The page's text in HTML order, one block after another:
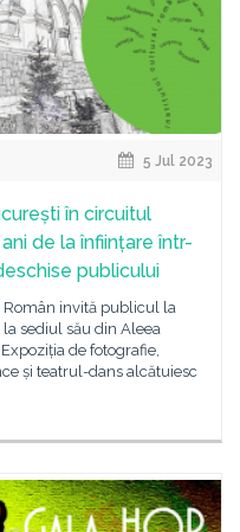
5 Jul 2023
în circuitul
de la înființare într-
publicului
Român invită publicul la
sediul său din Aleea
de fotografie,
și teatrul-dans alcătuiesc